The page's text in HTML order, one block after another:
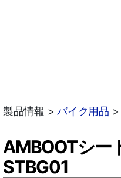
製品情報 >バイク用品 >
AMBOOTシー
STBG01